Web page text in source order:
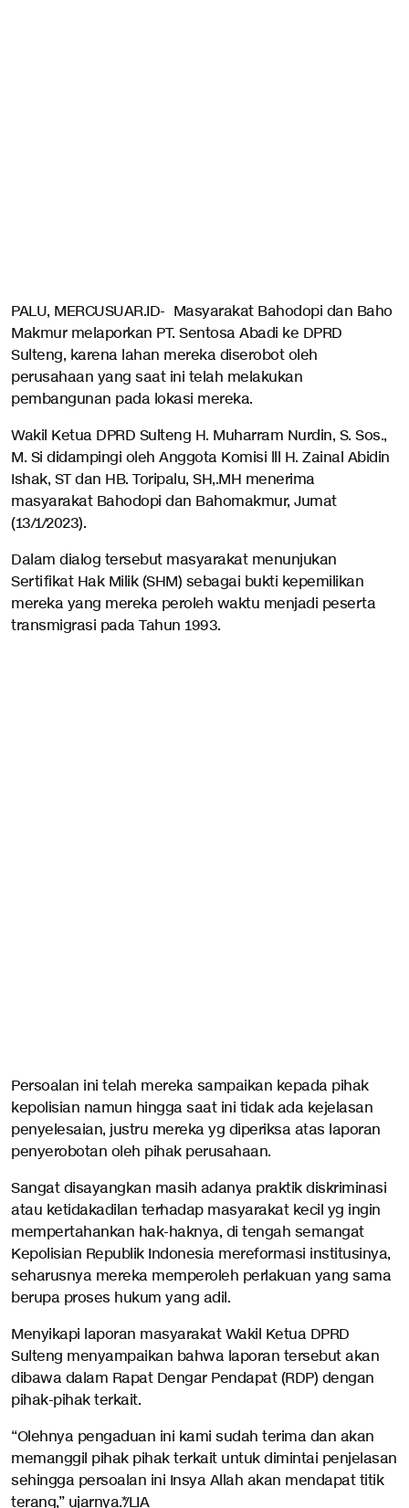
PALU, MERCUSUAR.ID- Masyarakat Bahodopi dan Baho
Makmur melaporkan PT. Sentosa Abadi ke DPRD
Sulteng, karena lahan mereka diserobot oleh
perusahaan yang saat ini telah melakukan
pembangunan pada lokasi mereka.
Wakil Ketua DPRD Sulteng H. Muharram Nurdin, S. Sos.,
M. Si didampingi oleh Anggota Komisi lll H. Zainal Abidin
Ishak, ST dan HB. Toripalu, SH,.MH menerima
masyarakat Bahodopi dan Bahomakmur, Jumat
(13/1/2023).
Dalam dialog tersebut masyarakat menunjukan
Sertifikat Hak Milik (SHM) sebagai bukti kepemilikan
mereka yang mereka peroleh waktu menjadi peserta
transmigrasi pada Tahun 1993.
Persoalan ini telah mereka sampaikan kepada pihak
kepolisian namun hingga saat ini tidak ada kejelasan
penyelesaian, justru mereka yg diperiksa atas laporan
penyerobotan oleh pihak perusahaan.
Sangat disayangkan masih adanya praktik diskriminasi
atau ketidakadilan terhadap masyarakat kecil yg ingin
mempertahankan hak-haknya, di tengah semangat
Kepolisian Republik Indonesia mereformasi institusinya,
seharusnya mereka memperoleh perlakuan yang sama
berupa proses hukum yang adil.
Menyikapi laporan masyarakat Wakil Ketua DPRD
Sulteng menyampaikan bahwa laporan tersebut akan
dibawa dalam Rapat Dengar Pendapat (RDP) dengan
pihak-pihak terkait.
“Olehnya pengaduan ini kami sudah terima dan akan
memanggil pihak pihak terkait untuk dimintai penjelasan
sehingga persoalan ini Insya Allah akan mendapat titik
terang,” ujarnya.*/LIA